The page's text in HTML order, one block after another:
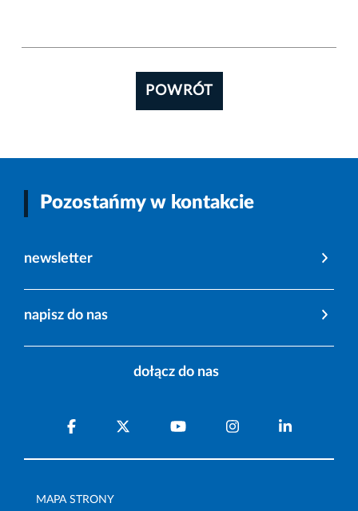
POWRÓT
Pozostańmy w kontakcie
newsletter
napisz do nas
dołącz do nas
MAPA STRONY